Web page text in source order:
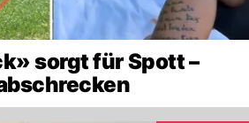
sorgt für Spott –